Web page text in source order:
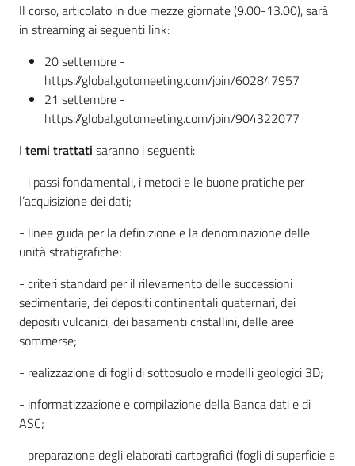
Ambiente
Argomenti
Novità
Servizi
Leggi Atti Bandi
Piani Programmi
Progetti
Il corso, articolato in due mezze giornate (9.00-13.00), sarà
in streaming ai seguenti link:
20 settembre -
https://global.gotomeeting.com/join/602847957
21 settembre -
https://global.gotomeeting.com/join/904322077
I temi trattati saranno i seguenti:
- i passi fondamentali, i metodi e le buone pratiche per
l’acquisizione dei dati;
- linee guida per la definizione e la denominazione delle
unità stratigrafiche;
- criteri standard per il rilevamento delle successioni
sedimentarie, dei depositi continentali quaternari, dei
depositi vulcanici, dei basamenti cristallini, delle aree
sommerse;
- realizzazione di fogli di sottosuolo e modelli geologici 3D;
- informatizzazione e compilazione della Banca dati e di
ASC;
- preparazione degli elaborati cartografici (fogli di superficie e